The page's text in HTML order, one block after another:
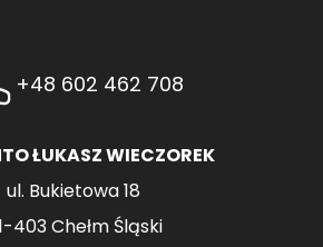
+48 602 462 708
ŁUKASZ WIECZOREK
ul. Bukietowa 18
403 Chełm Śląski